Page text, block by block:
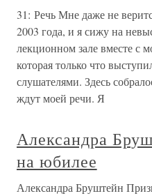
31: Речь Мне даже не
2003 года, и я сижу на
лекционном зале вместе с
которая только что
слушателями. Здесь
ждут моей речи. Я
Александра
на юбилее
Александра Бруштейн